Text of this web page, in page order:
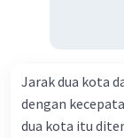
Jarak dua kota
dengan
dua kota itu